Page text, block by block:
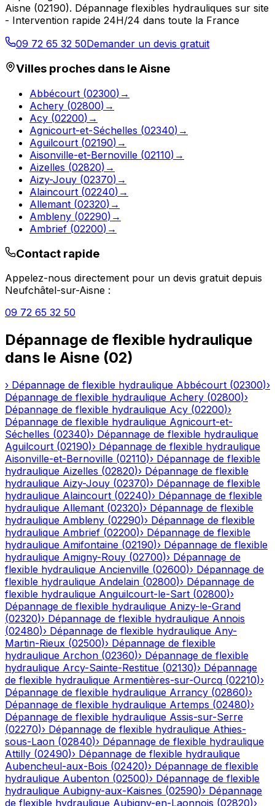
Aisne (02190). Dépannage flexibles hydrauliques sur site
- Intervention rapide 24H/24 dans toute la France
09 72 65 32 50Demander un devis gratuit
Villes proches dans leAisne
Abbécourt (02300) →
Achery (02800) →
Acy (02200) →
Agnicourt-et-Séchelles (02340) →
Aguilcourt (02190) →
Aisonville-et-Bernoville (02110) →
Aizelles (02820) →
Aizy-Jouy (02370) →
Alaincourt (02240) →
Allemant (02320) →
Ambleny (02290) →
Ambrief (02200) →
Contact rapide
Appelez-nous directement pour un devis gratuit depuis
Neufchâtel-sur-Aisne :
09 72 65 32 50
Dépannage de flexible hydraulique
dans le Aisne (02)
› Dépannage de flexible hydraulique Abbécourt (02300)›
Dépannage de flexible hydraulique Achery (02800)›
Dépannage de flexible hydraulique Acy (02200)›
Dépannage de flexible hydraulique Agnicourt-et-
Séchelles (02340)› Dépannage de flexible hydraulique
Aguilcourt (02190)› Dépannage de flexible hydraulique
Aisonville-et-Bernoville (02110)› Dépannage de flexible
hydraulique Aizelles (02820)› Dépannage de flexible
hydraulique Aizy-Jouy (02370)› Dépannage de flexible
hydraulique Alaincourt (02240)› Dépannage de flexible
hydraulique Allemant (02320)› Dépannage de flexible
hydraulique Ambleny (02290)› Dépannage de flexible
hydraulique Ambrief (02200)› Dépannage de flexible
hydraulique Amifontaine (02190)› Dépannage de flexible
hydraulique Amigny-Rouy (02700)› Dépannage de
flexible hydraulique Ancienville (02600)› Dépannage de
flexible hydraulique Andelain (02800)› Dépannage de
flexible hydraulique Anguilcourt-le-Sart (02800)›
Dépannage de flexible hydraulique Anizy-le-Grand
(02320)› Dépannage de flexible hydraulique Annois
(02480)› Dépannage de flexible hydraulique Any-
Martin-Rieux (02500)› Dépannage de flexible
hydraulique Archon (02360)› Dépannage de flexible
hydraulique Arcy-Sainte-Restitue (02130)› Dépannage
de flexible hydraulique Armentières-sur-Ourcq (02210)›
Dépannage de flexible hydraulique Arrancy (02860)›
Dépannage de flexible hydraulique Artemps (02480)›
Dépannage de flexible hydraulique Assis-sur-Serre
(02270)› Dépannage de flexible hydraulique Athies-
sous-Laon (02840)› Dépannage de flexible hydraulique
Attilly (02490)› Dépannage de flexible hydraulique
Aubencheul-aux-Bois (02420)› Dépannage de flexible
hydraulique Aubenton (02500)› Dépannage de flexible
hydraulique Aubigny-aux-Kaisnes (02590)› Dépannage
de flexible hydraulique Aubigny-en-Laonnois (02820)›